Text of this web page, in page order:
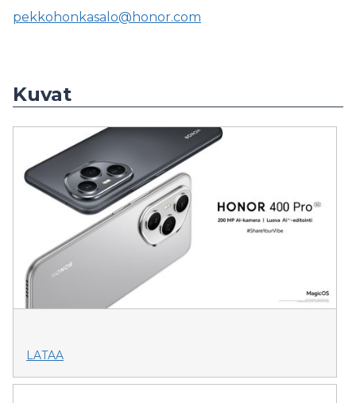
pekkohonkasalo@honor.com
Kuvat
LATAA